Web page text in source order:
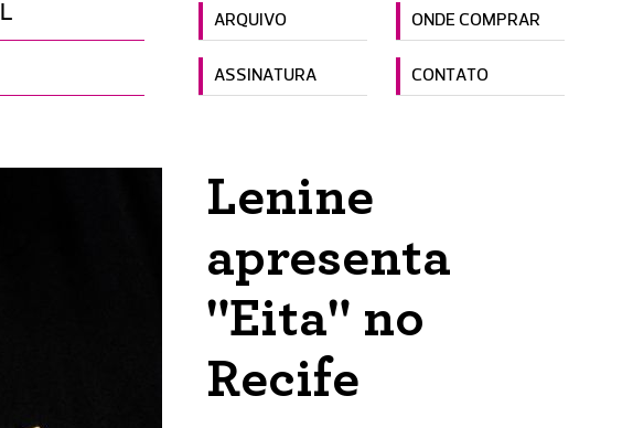
ARQUIVO ONDE COMPRAR
ASSINATURA CONTATO
Lenine
apresenta
"Eita" no
Recife